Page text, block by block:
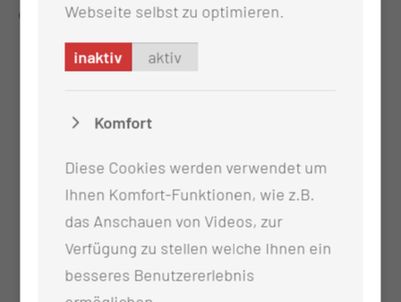
einer eventuellen Fadenentfernung vereinbart.
Webseite selbst zu optimieren.
inaktiv aktiv
Komfort
Diese Cookies werden verwendet um
Ihnen Komfort-Funktionen, wie z.B.
das Anschauen von Videos, zur
Verfügung zu stellen welche Ihnen ein
besseres Benutzererlebnis